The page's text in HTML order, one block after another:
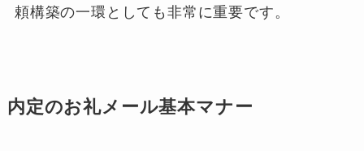
頼構築の一環としても非常に重要です。
内定のお礼メール基本マナー